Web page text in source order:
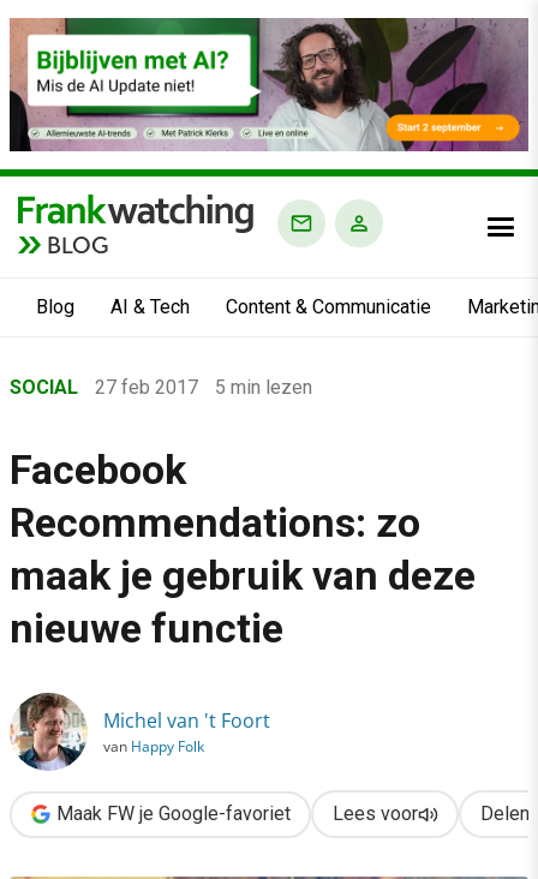
BLOG
Blog AI & Tech Content & Communicatie
›
›
Social
Facebook Recommendations: zo maak je gebruik van deze
SOCIAL 27 feb 2017 5 min lezen
Facebook
Recommendations: zo
maak je gebruik van deze
nieuwe functie
Michel van 't Foort
van Happy Folk
Maak FW je Google-favoriet Lees voor Delen